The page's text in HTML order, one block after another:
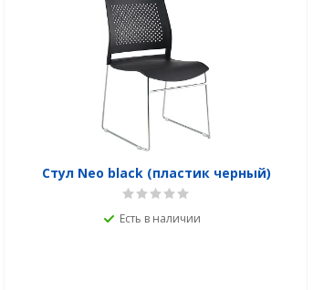
Стул Neo black (пластик черный)
Есть в наличии